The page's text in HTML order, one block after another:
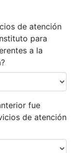
de atención
para
a la
fue
de atención